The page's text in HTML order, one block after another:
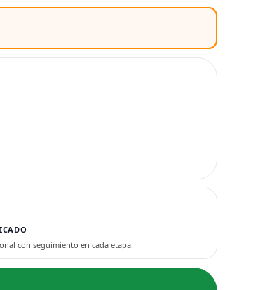
con seguimiento en cada etapa.